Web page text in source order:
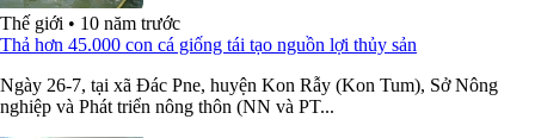
Thế giới • 10 năm trước
Thả hơn 45.000 con cá giống tái tạo nguồn lợi thủy sản
Ngày 26-7, tại xã Đác Pne, huyện Kon Rẫy (Kon Tum), Sở Nông
nghiệp và Phát triển nông thôn (NN và PT...